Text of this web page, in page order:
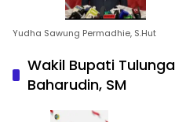
Yudha Sawung Permadhie, S.Hut
Wakil Bupati
Baharudin, SM